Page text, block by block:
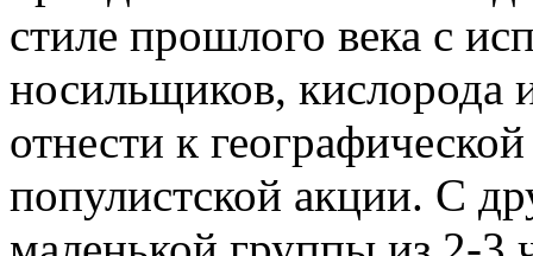
стиле прошлого века с
носильщиков, кислорода
отнести к
популистской акции. С